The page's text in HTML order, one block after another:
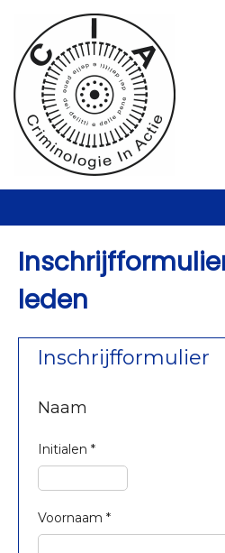
leden
Inschrijfformulier
Naam
Initialen *
Voornaam *